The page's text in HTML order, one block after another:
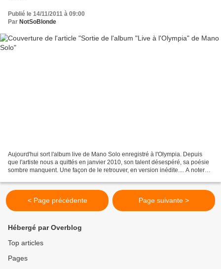
Publié le 14/11/2011 à 09:00
Par NotSoBlonde
Aujourd'hui sort l'album live de Mano Solo enregistré à l'Olympia. Depuis
que l'artiste nous a quittés en janvier 2010, son talent désespéré, sa poésie
sombre manquent. Une façon de le retrouver, en version inédite.... A noter
< Page précédente Page suivante >
Hébergé par Overblog
Top articles
Pages